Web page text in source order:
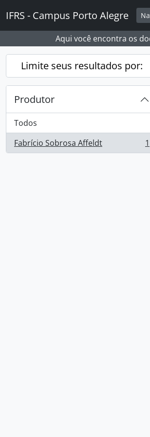
IFRS - Campus Porto Alegre
Aqui você encontra os
Limite seus resultados por:
Produtor
Todos
Fabrício Sobrosa Affeldt
, 1 resultados 1